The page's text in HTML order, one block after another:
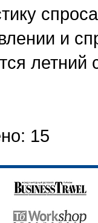
и
летний
15